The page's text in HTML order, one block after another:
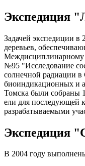
Экспедиция
Задачей экспедиции в
деревьев,
№95 "Исследование
солнечной радиации в
биоиндикационных и
Томска были собраны
ели для последующей
разрабатываемыми
Экспедиция
В 2004 году